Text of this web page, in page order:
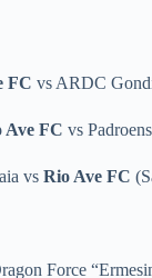
FC vs ARDC
Ave FC vs
vs Rio Ave FC
Force